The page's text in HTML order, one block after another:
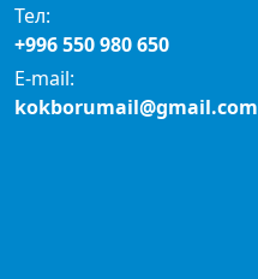
Тел:
+996 550 980 650
E-mail:
kokborumail@gmail.com